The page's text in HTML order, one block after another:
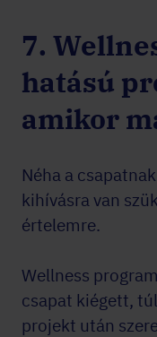
7.
hatású
amikor
Néha a
kihívásra van
értelemre.
Wellness
csapat kiégett,
projekt után